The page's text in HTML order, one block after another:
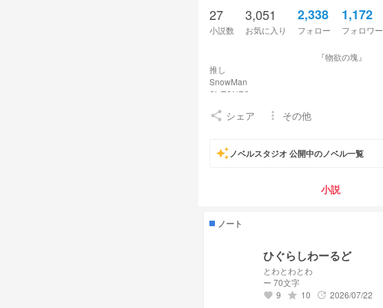
27
小説数
3,051
お気に入り
2,338
フォロー
1,172
フォロワー
『物欲の塊』
推し
SnowMan
SixTONES
M!LK
Liella!
2025年7月23日開始
裏垢（サブ垢）
share シェア more_vert その他
auto_awesomeノベルスタジオ 公開中のノベル一覧
小説
ノート
ひぐらしわーるど
とわとわとわ
ー 70文字
favorite 9 grade 10 update 2026/07/22